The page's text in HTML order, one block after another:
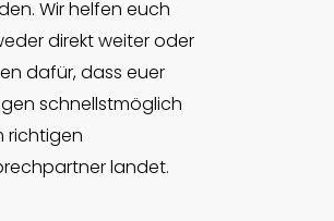
Wir helfen euch
direkt weiter oder
dafür, dass euer
schnellstmöglich
richtigen
landet.